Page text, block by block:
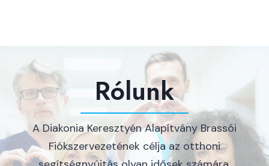
Rólunk
A Diakonia Keresztyén Alapítvány Brassói
Fiókszervezetének célja az otthoni